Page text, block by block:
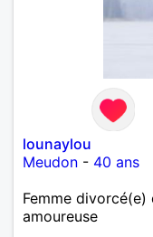
lounaylou
Meudon - 40 ans
Femme
amoureuse